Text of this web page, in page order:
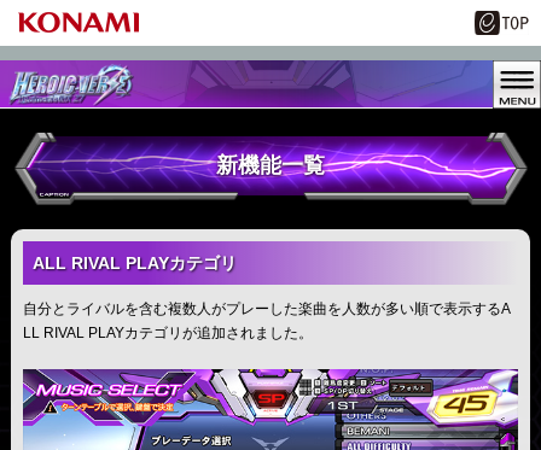
新機能一覧
ALL RIVAL PLAYカテゴリ
自分とライバルを含む複数人がプレーした楽曲を人数が多い順で表示するA
LL RIVAL PLAYカテゴリが追加されました。